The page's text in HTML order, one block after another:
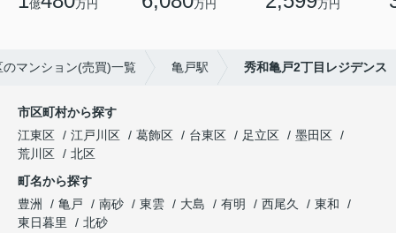
億 万円 万円 万円
のマンション(売買)一覧 亀戸駅 秀和亀戸2丁目レジデンス
市区町村から探す
江東区
江戸川区 葛飾区 台東区 足立区
墨田区
荒川区
北区
町名から探す
豊洲
亀戸 南砂 東雲 大島 有明 西尾久
東和
東日暮里
北砂